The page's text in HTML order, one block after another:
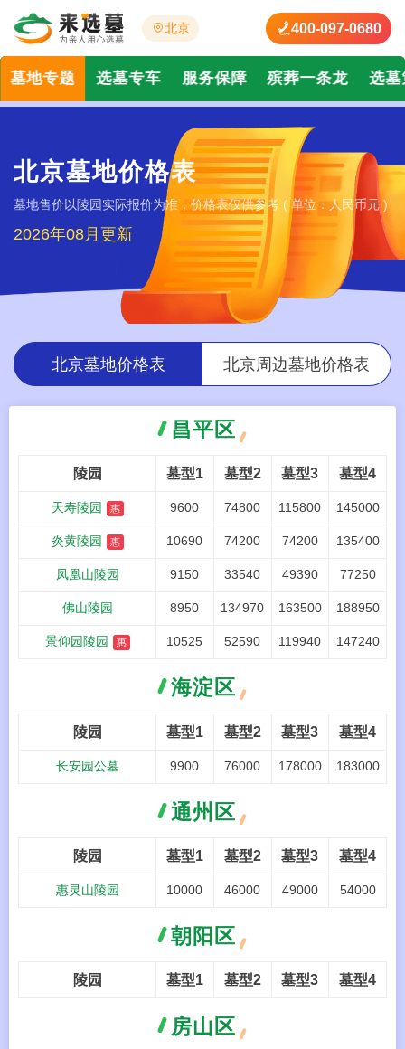
北京 400-097-0680
墓地专题 选墓专车 服务保障 殡葬一条龙 选
北京墓地价格表
墓地售价以陵园实际报价为准，价格表仅供参考 ( 单位：人民币元 )
2026年08月更新
北京墓地价格表 北京周边墓地价格表
昌平区
陵园 墓型1 墓型2 墓型3 墓型4
天寿陵园 惠 9600 74800 115800 145000
炎黄陵园 惠 10690 74200 74200 135400
凤凰山陵园 9150 33540 49390 77250
佛山陵园 8950 134970 163500 188950
景仰园陵园 惠 10525 52590 119940 147240
海淀区
陵园 墓型1 墓型2 墓型3 墓型4
长安园公墓 9900 76000 178000 183000
通州区
陵园 墓型1 墓型2 墓型3 墓型4
惠灵山陵园 10000 46000 49000 54000
朝阳区
陵园 墓型1 墓型2 墓型3 墓型4
房山区